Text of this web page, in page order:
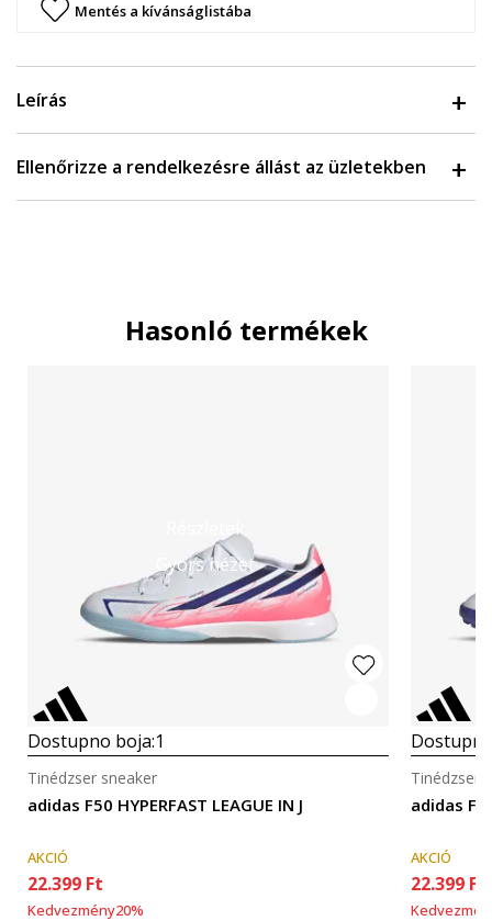
Mentés a kívánságlistába
Leírás
Ellenőrizze a rendelkezésre állást az üzletekben
Hasonló termékek
Részletek
Gyors nézet
Dostupno boja:1
adidas F50 HYPERFAST LEAGUE IN J
Tinédzser sneaker
AKCIÓ
22.399 Ft
Kedvezmény20%
adidas
Tinédzser
AKCIÓ
22.399 Ft